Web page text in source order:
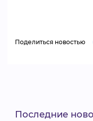
Поделиться новостью
Последние